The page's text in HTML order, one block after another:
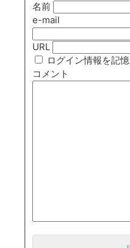
名前
e-mail
URL
ログイン情報を記憶
コメント